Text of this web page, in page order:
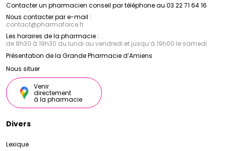
Contacter un pharmacien conseil par téléphone au 03 22 71 64 16
Nous contacter par e-mail :
contact@pharmaforce.fr
Les horaires de la pharmacie :
de 8h30 à 19h30 du lundi au vendredi et jusqu’à 19h00 le samedi
Présentation de la Grande Pharmacie d’Amiens
Nous situer
Venir
directement
à la pharmacie
Divers
Lexique